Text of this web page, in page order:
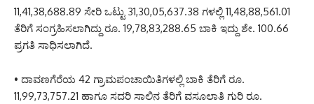
11,41,38,688.89 ಸೇರಿ ಒಟ್ಟು 31,30,05,637.38 ಗಳಲ್ಲಿ 11,48,88,561.01
ತೆರಿಗೆ ಸಂಗ್ರಹಿಸಲಾಗಿದ್ದು ರೂ. 19,78,83,288.65 ಬಾಕಿ ಇದ್ದು ಶೇ. 100.66
ಪ್ರಗತಿ ಸಾಧಿಸಲಾಗಿದೆ.
• ದಾವಣಗೆರೆಯ 42 ಗ್ರಾಮಪಂಚಾಯಿತಿಗಳಲ್ಲಿ ಬಾಕಿ ತೆರಿಗೆ ರೂ.
11,99,73,757.21 ಹಾಗೂ ಸದರಿ ಸಾಲಿನ ತೆರಿಗೆ ವಸೂಲಾತಿ ಗುರಿ ರೂ.